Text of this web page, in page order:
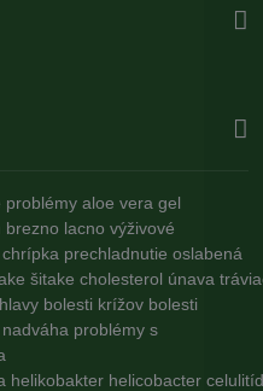
problémy aloe vera gel
brezno lacno výživové
chrípka prechladnutie oslabená
šitake cholesterol únava
bolesti krížov bolesti
nadváha problémy s
helikobakter helicobacter